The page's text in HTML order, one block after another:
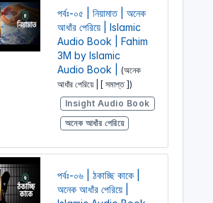
পর্বঃ-০৫ | নিয়ামাত | অনেক
আধাঁর পেরিয়ে | Islamic
Audio Book | Fahim
3M by Islamic
Audio Book |
(অনেক
আধাঁর পেরিয়ে | [ সমাপ্ত ])
Insight Audio Book
অনেক আধাঁর পেরিয়ে
পর্বঃ-০৬ | ঠকাচ্ছি কাকে |
অনেক আধাঁর পেরিয়ে |